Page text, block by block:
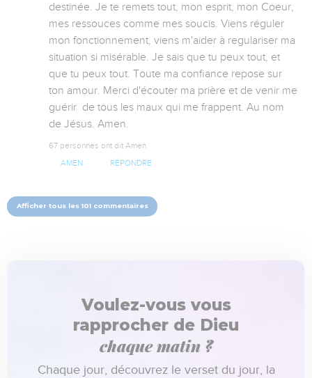
destinée. Je te remets tout, mon esprit, mon Coeur,
mes ressouces comme mes soucis. Viens réguler
mon fonctionnement, viens m'aider à regulariser ma
situation si misérable. Je sais que tu peux tout, et
que tu peux tout. Toute ma confiance repose sur
ton amour. Merci d'écouter ma prière et de venir me
guérir  de tous les maux qui me frappent. Au nom
de Jésus. Amen.
67 personnes ont dit Amen
AMEN RÉPONDRE
Afficher tous les 101 commentaires
Voulez-vous vous
rapprocher de Dieu
chaque matin ?
Chaque jour, découvrez le verset du jour, la